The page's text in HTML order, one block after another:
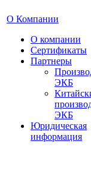
О Компании
О компании
Сертификаты
Партнеры
ЭКБ
ЭКБ
Юридическая
информация